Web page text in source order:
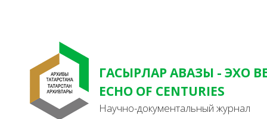
ГАСЫРЛАР АВАЗЫ - ЭХО
ECHO OF CENTURIES
Научно-документальный журнал